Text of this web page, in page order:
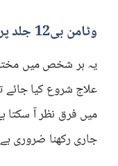
وٹامن بی12 جلد پر کتنے وقت میں اثر دکھاتا ہے؟
یہ ہر شخص میں
علاج شروع کیا
میں فرق نظر آ سکتا
جاری رکھنا ضروری